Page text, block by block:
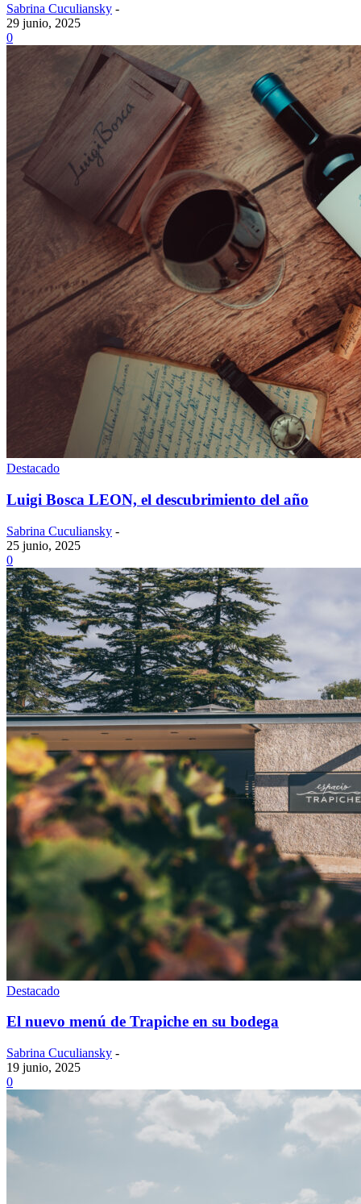
Sabrina Cuculiansky -
29 junio, 2025
0
Destacado
Luigi Bosca LEON, el descubrimiento del año
Sabrina Cuculiansky -
25 junio, 2025
0
Destacado
El nuevo menú de Trapiche en su bodega
Sabrina Cuculiansky -
19 junio, 2025
0